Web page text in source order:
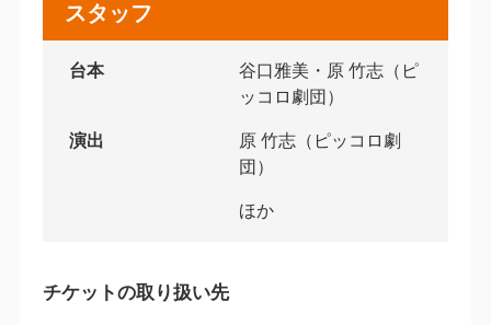
スタッフ
台本
谷口雅美・原 竹志（ピ
ッコロ劇団）
演出
原 竹志（ピッコロ劇
団）
ほか
チケットの取り扱い先